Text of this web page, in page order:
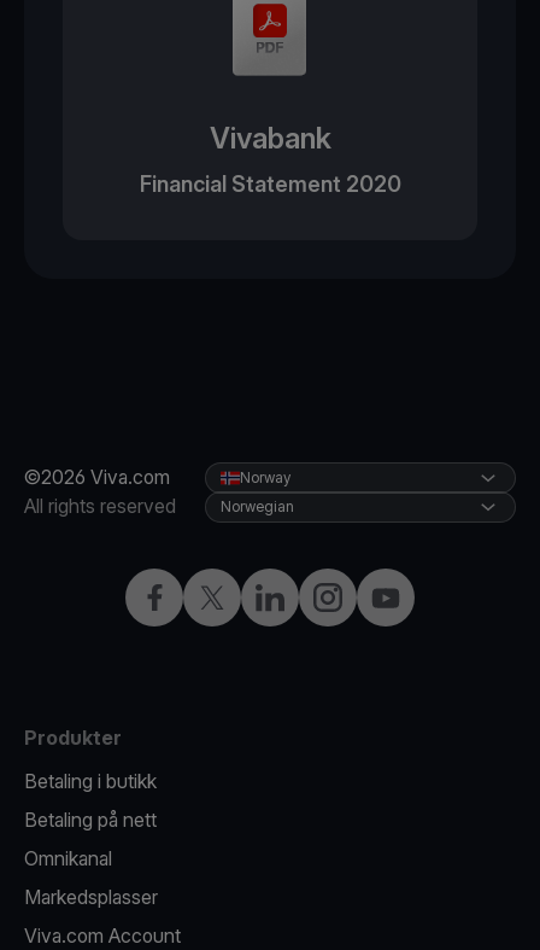
Vivabank
Financial Statement 2020
©2026 Viva.com
All rights reserved
Facebook
X LinkedInInstagramYouTube
Norway
Norwegian
Produkter
Betaling i butikk
Betaling på nett
Omnikanal
Markedsplasser
Viva.com Account